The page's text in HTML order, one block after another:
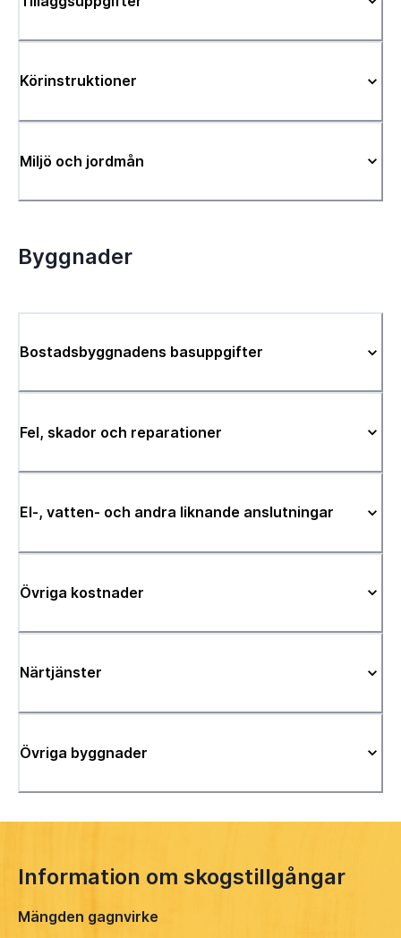
Körinstruktioner
Miljö och jordmån
Byggnader
Bostadsbyggnadens basuppgifter
Fel, skador och reparationer
El-, vatten- och andra liknande anslutningar
Övriga kostnader
Närtjänster
Övriga byggnader
Information om skogstillgångar
Mängden gagnvirke